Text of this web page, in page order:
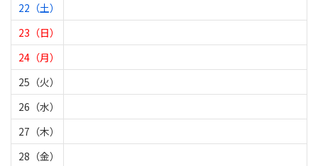
22（土）
23（日）
24（月）
25（火）
26（水）
27（木）
28（金）